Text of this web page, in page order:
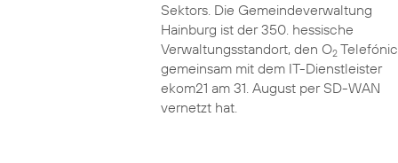
Sektors. Die Gemeindeverwaltung
Hainburg ist der 350. hessische
Verwaltungsstandort, den O2
gemeinsam mit dem IT-Dienstleister
ekom21 am 31. August per SD-WAN
vernetzt hat.